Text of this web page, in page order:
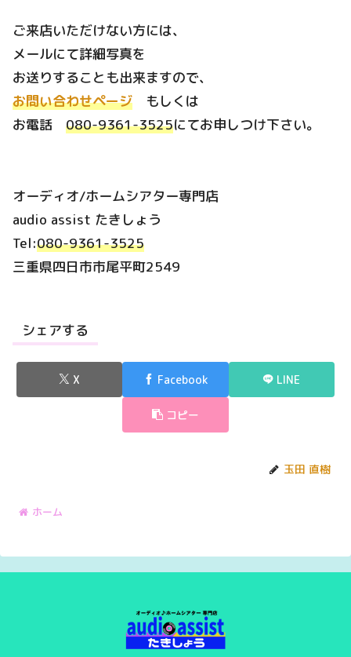
ご来店いただけない方には、
メールにて詳細写真を
お送りすることも出来ますので、
お問い合わせページ もしくは
お電話 080-9361-3525にてお申しつけ下さい。
オーディオ/ホームシアター専門店
audio assist たきしょう
Tel:080-9361-3525
三重県四日市市尾平町2549
シェアする
X Facebook LINE
コピー
玉田 直樹
ホーム